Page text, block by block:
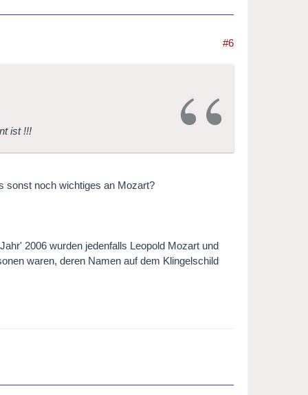
#6
ist !!!
sonst noch wichtiges an Mozart?
2006 wurden jedenfalls Leopold Mozart und
waren, deren Namen auf dem Klingelschild